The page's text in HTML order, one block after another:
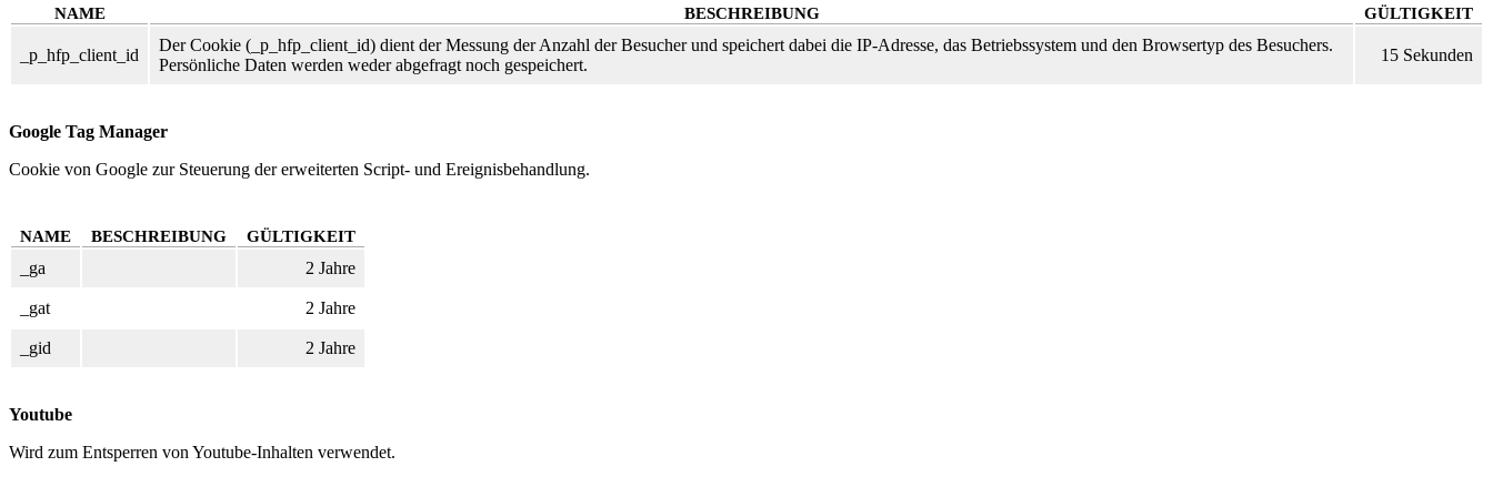
NAME BESCHREIBUNG GÜLTIGKEIT
_p_hfp_client_id
Der Cookie (_p_hfp_client_id) dient der Messung der Anzahl der Besucher und speichert dabei die IP-Adresse, das Betriebssystem und den Browsertyp des Besuchers.
Persönliche Daten werden weder abgefragt noch gespeichert.
15 Sekunden
Google Tag Manager
Cookie von Google zur Steuerung der erweiterten Script- und Ereignisbehandlung.
NAME BESCHREIBUNG
GÜLTIGKEIT
_ga
2 Jahre
_gat 2 Jahre
_gid 2 Jahre
Youtube
Wird zum Entsperren von Youtube-Inhalten verwendet.